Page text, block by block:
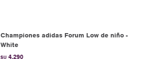
Championes adidas Forum Low de niño -
White
$U 4.290